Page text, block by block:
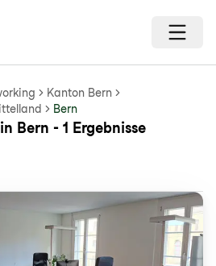
Kanton Bern
Bern
Bern - 1 Ergebnisse